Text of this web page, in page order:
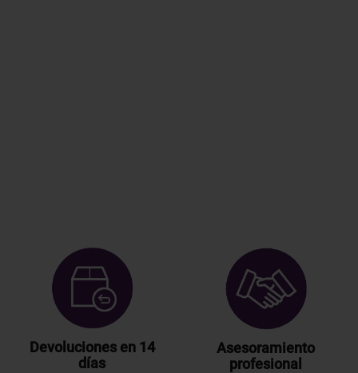
Devoluciones en 14
días
Asesoramiento
profesional